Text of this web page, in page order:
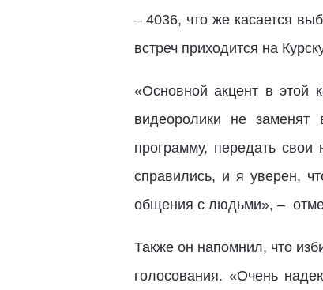
– 4036, что же касается
встреч приходится на
«Основной акцент в этой
видеоролики не
программу, передать
справились, и я уверен,
общения с людьми», –
Также он напомнил, что
голосования. «Очень